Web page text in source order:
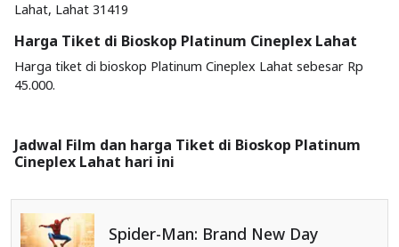
Lahat, Lahat 31419
Harga Tiket di Bioskop Platinum Cineplex Lahat
Harga tiket di bioskop Platinum Cineplex Lahat sebesar Rp
45.000.
Jadwal Film dan harga Tiket di Bioskop Platinum
Cineplex Lahat hari ini
Spider-Man: Brand New Day